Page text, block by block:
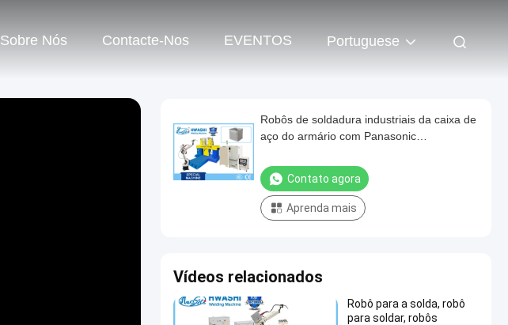
Sobre Nós Contacte-Nos EVENTOS Portuguese
Robôs de soldadura industriais da caixa de
aço do armário com Panasonic
Contato agora
Aprenda mais
Vídeos relacionados
Robô para a solda, robô
para soldar, robôs